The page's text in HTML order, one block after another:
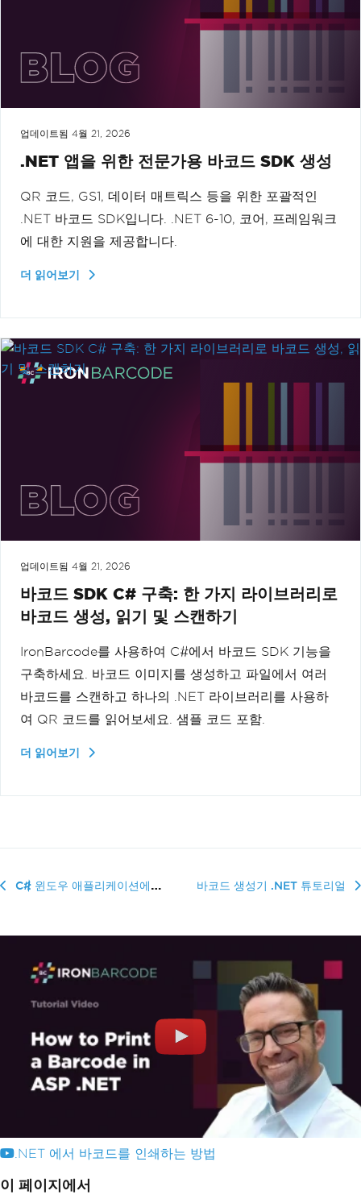
업데이트됨 4월 21, 2026
.NET 앱을 위한 전문가용 바코드 SDK 생성
QR 코드, GS1, 데이터 매트릭스 등을 위한 포괄적인
.NET 바코드 SDK입니다. .NET 6-10, 코어, 프레임워크
에 대한 지원을 제공합니다.
더 읽어보기
업데이트됨 4월 21, 2026
바코드 SDK C# 구축: 한 가지 라이브러리로
바코드 생성, 읽기 및 스캔하기
IronBarcode를 사용하여 C#에서 바코드 SDK 기능을
구축하세요. 바코드 이미지를 생성하고 파일에서 여러
바코드를 스캔하고 하나의 .NET 라이브러리를 사용하
여 QR 코드를 읽어보세요. 샘플 코드 포함.
더 읽어보기
C# 윈도우 애플리케이션에서 QR 코드 생성 방법 바코드 생성기 .NET 튜토리얼
.NET 에서 바코드를 인쇄하는 방법
이 페이지에서